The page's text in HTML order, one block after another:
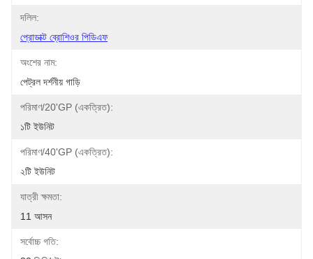
দলিল:
প্রোডাক্ট ব্রোশিওর পিডিএফ
অংশের নাম:
পেট্রল দর্শনীয় গাড়ি
পরিমাণ/20'GP (একত্রিত):
১টি ইউনিট
পরিমাণ/40'GP (একত্রিত):
২টি ইউনিট
যাত্রী ক্ষমতা:
11 আসন
সর্বোচ্চ গতি: